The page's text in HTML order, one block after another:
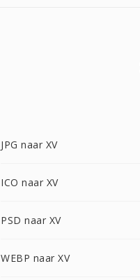
JPG naar XV
ICO naar XV
PSD naar XV
WEBP naar XV